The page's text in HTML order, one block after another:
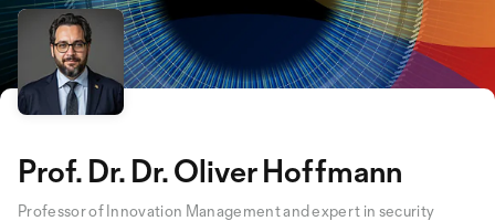
Prof. Dr. Dr. Oliver Hoffmann
Professor of Innovation Management and expert in security